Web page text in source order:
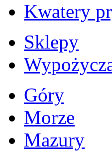
Kwatery
Sklepy
Góry
Morze
Mazury